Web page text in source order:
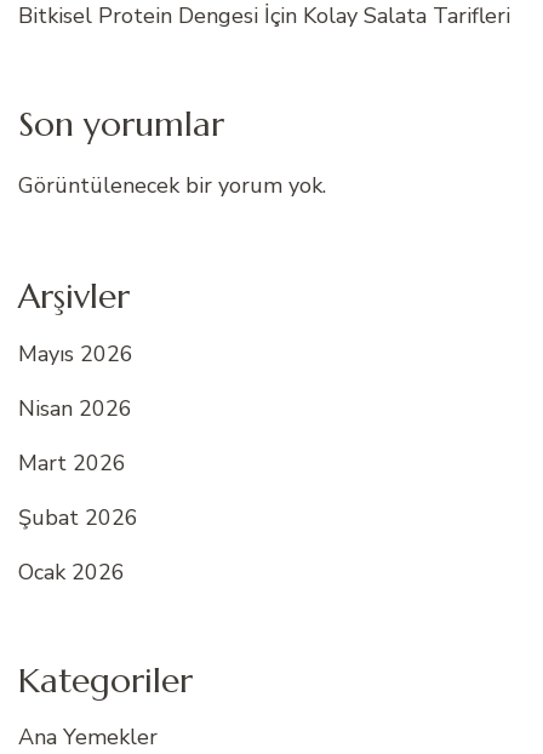
Bitkisel Protein Dengesi İçin Kolay Salata Tarifleri
Son yorumlar
Görüntülenecek bir yorum yok.
Arşivler
Mayıs 2026
Nisan 2026
Mart 2026
Şubat 2026
Ocak 2026
Kategoriler
Ana Yemekler